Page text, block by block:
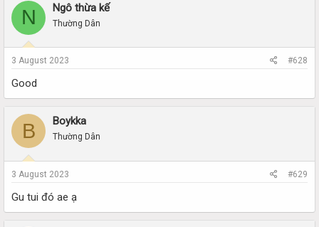
N Ngô thừa kế
Thường Dân
3 August 2023 #628
Good
B Boykka
Thường Dân
3 August 2023 #629
Gu tui đó ae ạ